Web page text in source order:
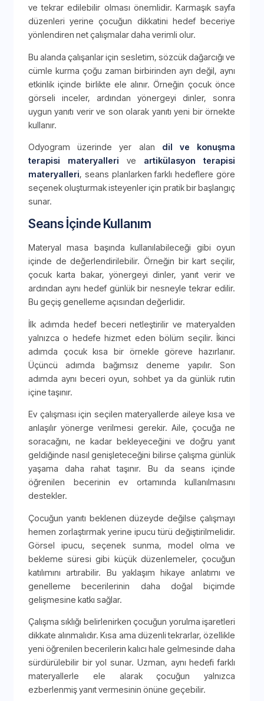
ve tekrar edilebilir olması önemlidir. Karmaşık sayfa
düzenleri yerine çocuğun dikkatini hedef beceriye
yönlendiren net çalışmalar daha verimli olur.
Bu alanda çalışanlar için sesletim, sözcük dağarcığı ve
cümle kurma çoğu zaman birbirinden ayrı değil, aynı
etkinlik içinde birlikte ele alınır. Örneğin çocuk önce
görseli inceler, ardından yönergeyi dinler, sonra
uygun yanıtı verir ve son olarak yanıtı yeni bir örnekte
kullanır.
Odyogram üzerinde yer alan dil ve konuşma
terapisi materyalleri ve artikülasyon terapisi
materyalleri, seans planlarken farklı hedeflere göre
seçenek oluşturmak isteyenler için pratik bir başlangıç
sunar.
Seans İçinde Kullanım
Materyal masa başında kullanılabileceği gibi oyun
içinde de değerlendirilebilir. Örneğin bir kart seçilir,
çocuk karta bakar, yönergeyi dinler, yanıt verir ve
ardından aynı hedef günlük bir nesneyle tekrar edilir.
Bu geçiş genelleme açısından değerlidir.
İlk adımda hedef beceri netleştirilir ve materyalden
yalnızca o hedefe hizmet eden bölüm seçilir. İkinci
adımda çocuk kısa bir örnekle göreve hazırlanır.
Üçüncü adımda bağımsız deneme yapılır. Son
adımda aynı beceri oyun, sohbet ya da günlük rutin
içine taşınır.
Ev çalışması için seçilen materyallerde aileye kısa ve
anlaşılır yönerge verilmesi gerekir. Aile, çocuğa ne
soracağını, ne kadar bekleyeceğini ve doğru yanıt
geldiğinde nasıl genişleteceğini bilirse çalışma günlük
yaşama daha rahat taşınır. Bu da seans içinde
öğrenilen becerinin ev ortamında kullanılmasını
destekler.
Çocuğun yanıtı beklenen düzeyde değilse çalışmayı
hemen zorlaştırmak yerine ipucu türü değiştirilmelidir.
Görsel ipucu, seçenek sunma, model olma ve
bekleme süresi gibi küçük düzenlemeler, çocuğun
katılımını artırabilir. Bu yaklaşım hikaye anlatımı ve
genelleme becerilerinin daha doğal biçimde
gelişmesine katkı sağlar.
Çalışma sıklığı belirlenirken çocuğun yorulma işaretleri
dikkate alınmalıdır. Kısa ama düzenli tekrarlar, özellikle
yeni öğrenilen becerilerin kalıcı hale gelmesinde daha
sürdürülebilir bir yol sunar. Uzman, aynı hedefi farklı
materyallerle ele alarak çocuğun yalnızca
ezberlenmiş yanıt vermesinin önüne geçebilir.